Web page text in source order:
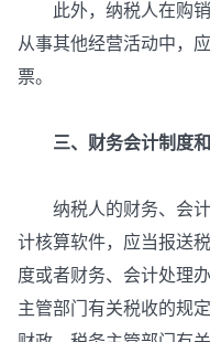
此外，纳税人在购销
从事其他经营活动中，
票。
三、财务会计制度和
纳税人的财务、会计
计核算软件，应当报送
度或者财务、会计处理
主管部门有关税收的规